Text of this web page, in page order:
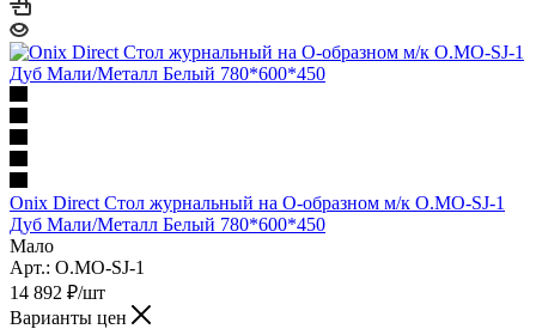
Onix Direct Стол журнальный на О-образном м/к O.MO-SJ-1
Дуб Мали/Металл Белый 780*600*450
Мало
Арт.: O.MO-SJ-1
14 892 ₽/шт
Варианты цен